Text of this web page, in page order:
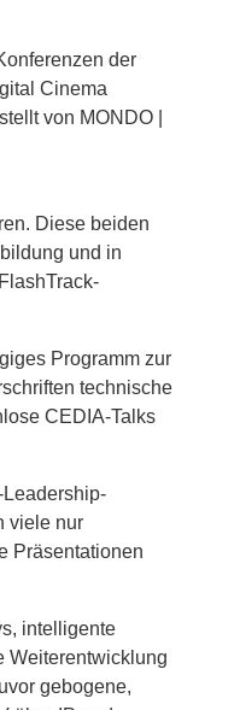
der
Cinema
von MONDO |
Diese beiden
und in
Programm zur
technische
CEDIA-Talks
viele nur
Präsentationen
intelligente
Weiterentwicklung
gebogene,